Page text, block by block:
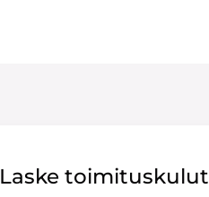
Laske toimituskulut